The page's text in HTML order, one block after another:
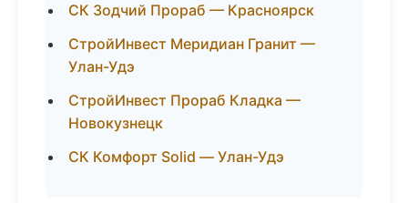
СК Зодчий Прораб — Красноярск
СтройИнвест Меридиан Гранит —
Улан-Удэ
СтройИнвест Прораб Кладка —
Новокузнецк
СК Комфорт Solid — Улан-Удэ